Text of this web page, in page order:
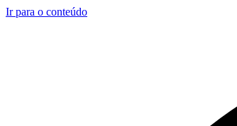
Ir para o conteúdo